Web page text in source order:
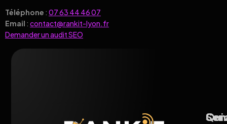
Téléphone : 07 63 44 46 07
Email : contact@rankit-lyon.fr
Demander un audit SEO